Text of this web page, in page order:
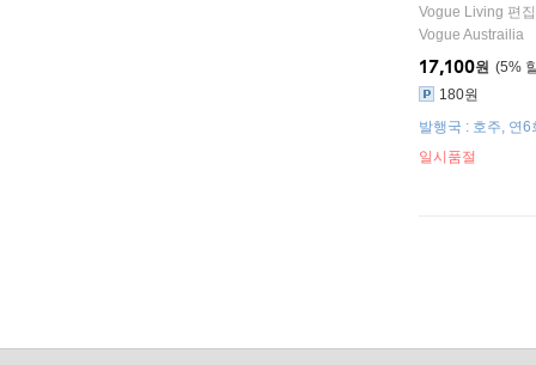
Vogue Living 편
Vogue Austrailia
5%
17,100원
180원
일시품절
발행국 : 호주, 연6